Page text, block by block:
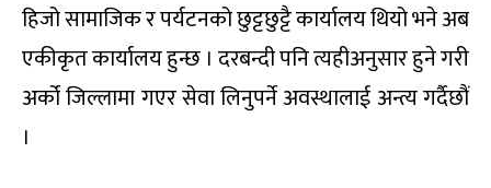
हिजो सामाजिक र पर्यटनको छुट्टछुट्टै कार्यालय थियो भने अब
एकीकृत कार्यालय हुन्छ । दरबन्दी पनि त्यहीअनुसार हुने गरी
अर्को जिल्लामा गएर सेवा लिनुपर्ने अवस्थालाई अन्त्य गर्दैछौं
।